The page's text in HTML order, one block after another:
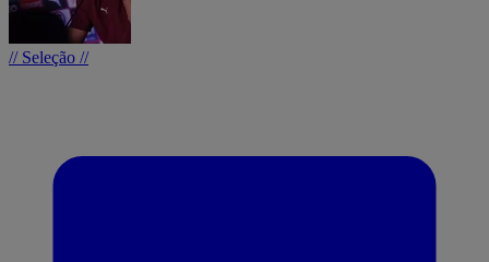
// Seleção //